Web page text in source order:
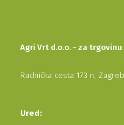
Agri Vrt d.o.o. - za
Radnička cesta 173 n,
Ured: